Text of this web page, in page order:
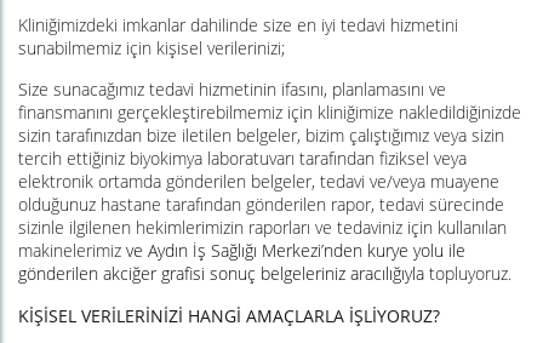
Kliniğimizdeki imkanlar dahilinde size en iyi tedavi hizmetini
sunabilmemiz için kişisel verilerinizi;
Size sunacağımız tedavi hizmetinin ifasını, planlamasını ve
finansmanını gerçekleştirebilmemiz için kliniğimize nakledildiğinizde
sizin tarafınızdan bize iletilen belgeler, bizim çalıştığımız veya sizin
tercih ettiğiniz biyokimya laboratuvarı tarafından fiziksel veya
elektronik ortamda gönderilen belgeler, tedavi ve/veya muayene
olduğunuz hastane tarafından gönderilen rapor, tedavi sürecinde
sizinle ilgilenen hekimlerimizin raporları ve tedaviniz için kullanılan
makinelerimiz ve Aydın İş Sağlığı Merkezi’nden kurye yolu ile
gönderilen akciğer grafisi sonuç belgeleriniz aracılığıyla topluyoruz.
KİŞİSEL VERİLERİNİZİ HANGİ AMAÇLARLA İŞLİYORUZ?